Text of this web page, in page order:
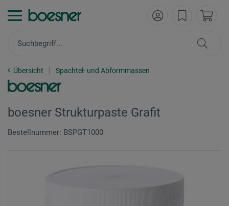
Übersicht Spachtel- und Abformmassen
boesner Strukturpaste Grafit
Bestellnummer: BSPGT1000